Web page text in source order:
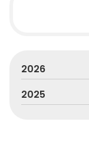
2026
2025